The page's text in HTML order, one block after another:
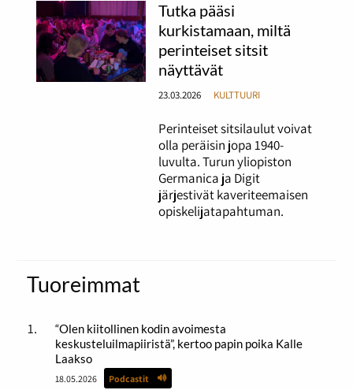
Tutka pääsi
kurkistamaan, miltä
perinteiset sitsit
näyttävät
23.03.2026 KULTTUURI
Perinteiset sitsilaulut voivat
olla peräisin jopa 1940-
luvulta. Turun yliopiston
Germanica ja Digit
järjestivät kaveriteemaisen
opiskelijatapahtuman.
Tuoreimmat
“Olen kiitollinen kodin avoimesta
keskusteluilmapiiristä”, kertoo papin poika Kalle
Laakso
18.05.2026 Podcastit